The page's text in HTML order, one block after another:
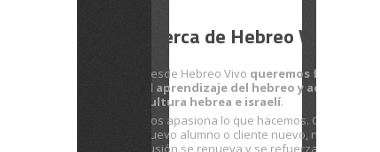
Acerca de Hebreo Vivo
Desde Hebreo Vivo queremos facilitarte
el aprendizaje del hebreo y acercarte a la
cultura hebrea e israelí.
Nos apasiona lo que hacemos. Con cada
nuevo alumno o cliente nuevo, nuestra
ilusión se renueva y se refuerza.